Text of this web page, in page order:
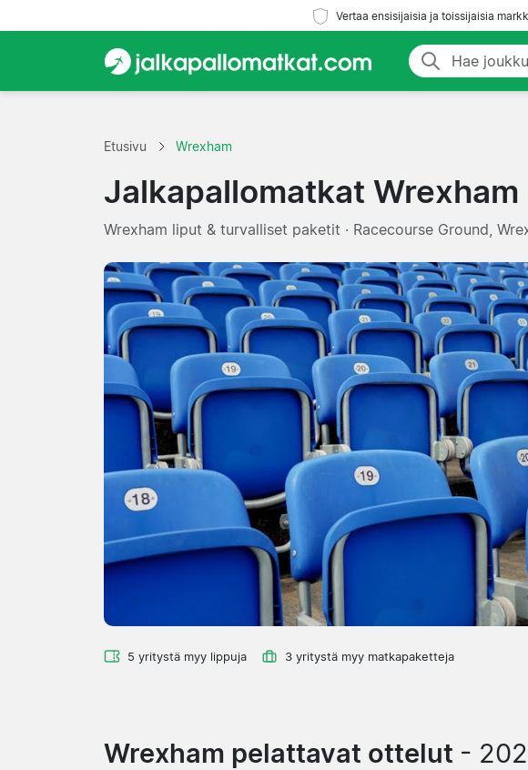
Vertaa ensisijaisia ja toissijaisia
Etusivu Wrexham
Jalkapallomatkat Wrexham
Wrexham liput & turvalliset paketit · Racecourse Ground,
5 yritystä myy lippuja 3 yritystä myy matkapaketteja
Wrexham pelattavat ottelut -